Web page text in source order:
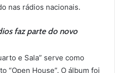
nas rádios nacionais.
faz parte do novo
e Sala” serve como
“Open House”. O álbum foi